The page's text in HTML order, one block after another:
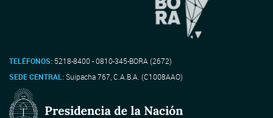
TELÉFONOS: 5218-8400 - 0810-345-BORA (2672)
SEDE CENTRAL:Suipacha 767, C.A.B.A. (C1008AAO)